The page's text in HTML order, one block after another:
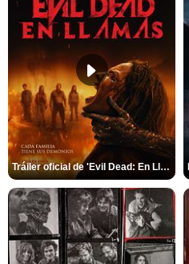
Tráiler oficial de 'Evil Dead: En Llamas'